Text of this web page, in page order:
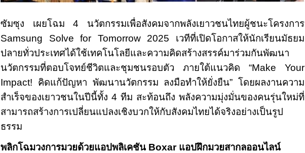
ซัมซุง เผยโฉม4 นวัตกรรมเพื่อสังคมจากพลังเยาวชนไทยผู้ชนะโครงการ
Samsung Solve for Tomorrow 2025 เวทีที่เปิดโอกาสให้นักเรียนมัธยม
ปลายทั่วประเทศได้ใช้เทคโนโลยีและความคิดสร้างสรรค์มาร่วมกันพัฒนา
นวัตกรรมที่ตอบโจทย์ชีวิตและชุมชนรอบตัว ภายใต้แนวคิด “Make Your
Impact! คิดแก้ปัญหา พัฒนานวัตกรรม ลงมือทำให้ยั่งยืน” โดยผลงานความ
สำเร็จของเยาวชนในปีนี้ทั้ง 4 ทีม สะท้อนถึง พลังความมุ่งมั่นของคนรุ่นใหม่ที่
สามารถสร้างการเปลี่ยนแปลงเชิงบวกให้กับสังคมไทยได้จริงอย่างเป็นรูป
ธรรม
พลิกโฉมวงการมวยด้วยแอปพลิเคชัน Boxar แอปฝึกมวยสากลออนไลน์